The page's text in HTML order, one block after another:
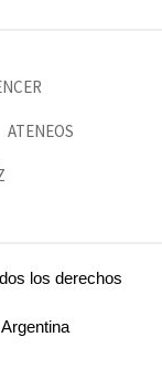
ATENEOS
los derechos